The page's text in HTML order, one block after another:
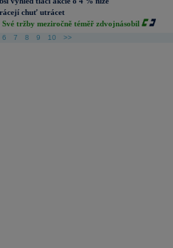
chuť utrácet
tržby meziročně téměř zdvojnásobil
6 7 8 9 10 >>